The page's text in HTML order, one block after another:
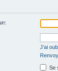
J’ai
Se